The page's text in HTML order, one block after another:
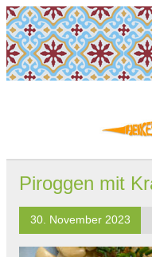
Piroggen mit
30. November 2023